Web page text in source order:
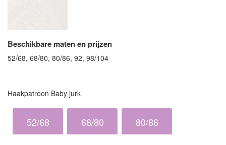
Beschikbare maten en prijzen
52/68, 68/80, 80/86, 92, 98/104
Haakpatroon Baby jurk
52/68 68/80 80/86